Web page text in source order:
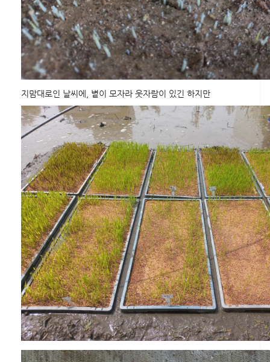
지맘대로인 날씨에, 볕이 모자라 웃자람이 있긴 하지만